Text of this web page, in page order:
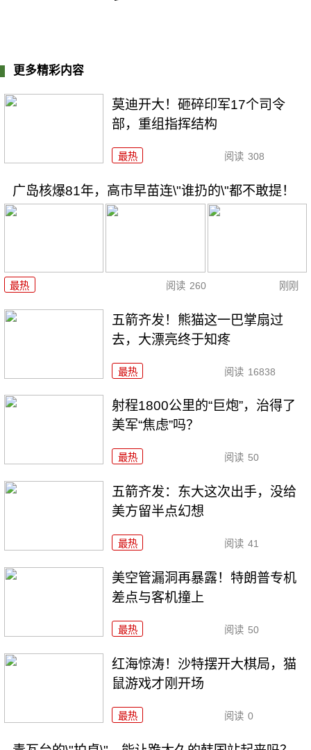
更多精彩内容
莫迪开大！砸碎印军17个司令
部，重组指挥结构
最热 阅读 308
广岛核爆81年，高市早苗连\"谁扔的\"都不敢提！
最热 阅读 260 刚刚
五箭齐发！熊猫这一巴掌扇过
去，大漂亮终于知疼
最热 阅读 16838
射程1800公里的“巨炮”，治得了
美军“焦虑”吗？
最热 阅读 50
五箭齐发：东大这次出手，没给
美方留半点幻想
最热 阅读 41
美空管漏洞再暴露！特朗普专机
差点与客机撞上
最热 阅读 50
红海惊涛！沙特摆开大棋局，猫
鼠游戏才刚开场
最热 阅读 0